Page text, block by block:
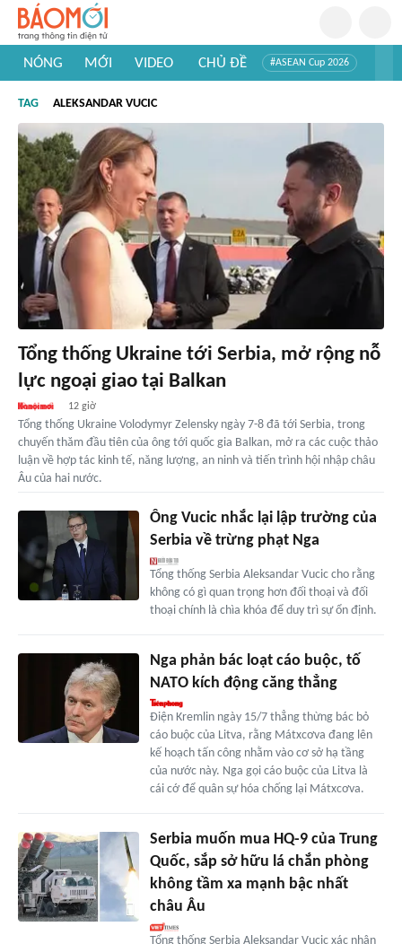
NÓNG MỚI VIDEO CHỦ ĐỀ #ASEAN Cup 2026
#Khám phá thế giới
TAG ALEKSANDAR VUCIC
Tổng thống Ukraine tới Serbia, mở rộng nỗ
lực ngoại giao tại Balkan
12 giờ
Tổng thống Ukraine Volodymyr Zelensky ngày 7-8 đã tới Serbia, trong
chuyến thăm đầu tiên của ông tới quốc gia Balkan, mở ra các cuộc thảo
luận về hợp tác kinh tế, năng lượng, an ninh và tiến trình hội nhập châu
Âu của hai nước.
Ông Vucic nhắc lại lập trường của
Serbia về trừng phạt Nga
Tổng thống Serbia Aleksandar Vucic cho rằng
không có gì quan trọng hơn đối thoại và đối
thoại chính là chìa khóa để duy trì sự ổn định.
Nga phản bác loạt cáo buộc, tố
NATO kích động căng thẳng
Điện Kremlin ngày 15/7 thẳng thừng bác bỏ
cáo buộc của Litva, rằng Mátxcơva đang lên
kế hoạch tấn công nhằm vào cơ sở hạ tầng
của nước này. Nga gọi cáo buộc của Litva là
cái cớ để quân sự hóa chống lại Mátxcơva.
Serbia muốn mua HQ-9 của Trung
Quốc, sắp sở hữu lá chắn phòng
không tầm xa mạnh bậc nhất
châu Âu
Tổng thống Serbia Aleksandar Vucic xác nhận